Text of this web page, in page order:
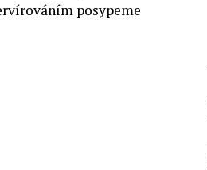
posypeme